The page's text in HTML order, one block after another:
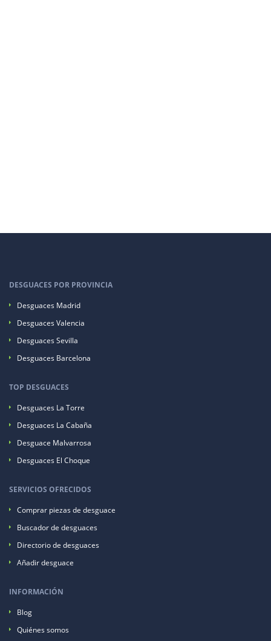
DESGUACES POR PROVINCIA
Desguaces Madrid
Desguaces Valencia
Desguaces Sevilla
Desguaces Barcelona
TOP DESGUACES
Desguaces La Torre
Desguaces La Cabaña
Desguace Malvarrosa
Desguaces El Choque
SERVICIOS OFRECIDOS
Comprar piezas de desguace
Buscador de desguaces
Directorio de desguaces
Añadir desguace
INFORMACIÓN
Blog
Quiénes somos